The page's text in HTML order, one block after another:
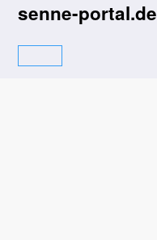
Inhaltsenne-portal.de